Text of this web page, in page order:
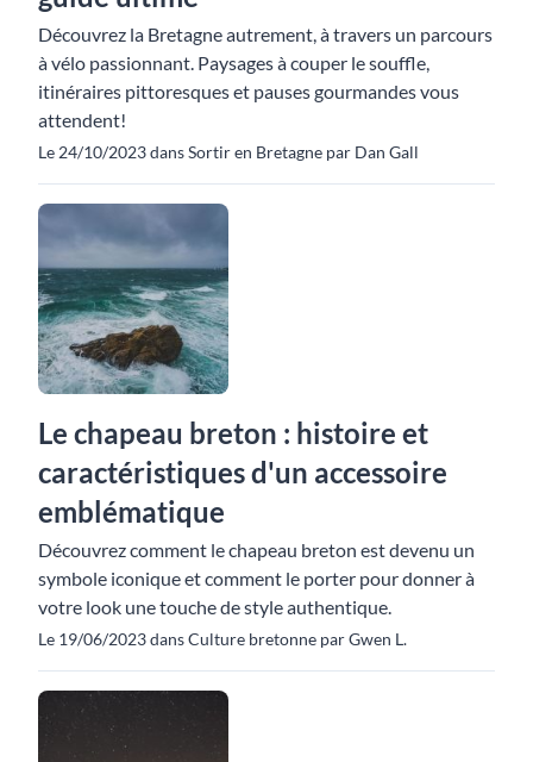
Découvrez la Bretagne autrement, à travers un parcours
à vélo passionnant. Paysages à couper le souffle,
itinéraires pittoresques et pauses gourmandes vous
attendent!
Le 24/10/2023 dans Sortir en Bretagne par Dan Gall
Le chapeau breton : histoire et
caractéristiques d'un accessoire
emblématique
Découvrez comment le chapeau breton est devenu un
symbole iconique et comment le porter pour donner à
votre look une touche de style authentique.
Le 19/06/2023 dans Culture bretonne par Gwen L.